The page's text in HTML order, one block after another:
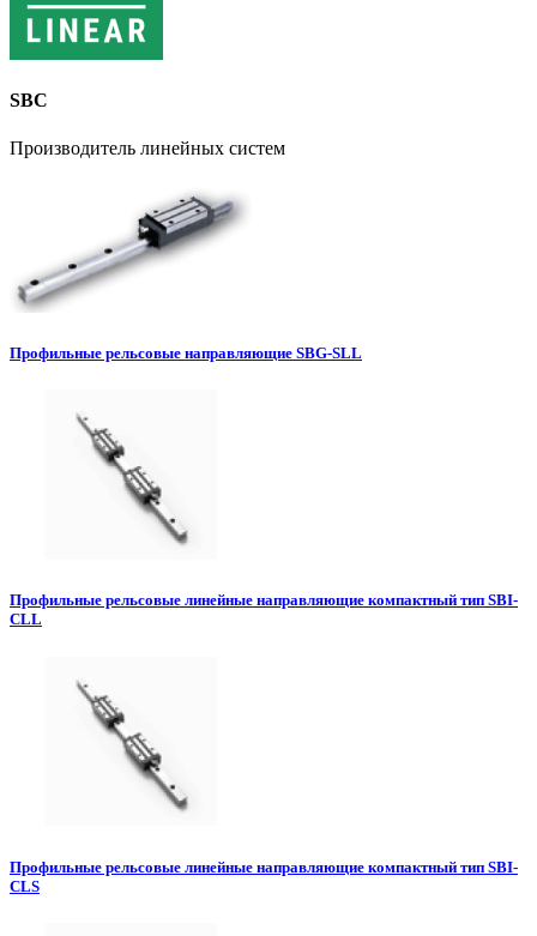
SBC
Производитель линейных систем
Профильные рельсовые направляющие SBG-SLL
Профильные рельсовые линейные направляющие компактный тип SBI-
CLL
Профильные рельсовые линейные направляющие компактный тип SBI-
CLS